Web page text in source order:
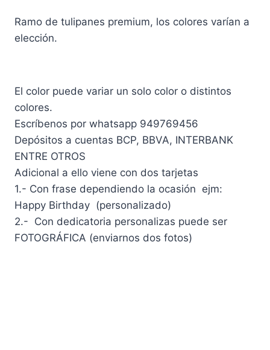
S/479.00.S/439.00.
Tulipanes
Premium
cantidad
Ramo de tulipanes premium, los colores varían a
elección.
El color puede variar un solo color o distintos
colores.
Escríbenos por whatsapp 949769456
Depósitos a cuentas BCP, BBVA, INTERBANK
ENTRE OTROS
Adicional a ello viene con dos tarjetas
1.- Con frase dependiendo la ocasión ejm:
Happy Birthday (personalizado)
2.- Con dedicatoria personalizas puede ser
FOTOGRÁFICA (enviarnos dos fotos)